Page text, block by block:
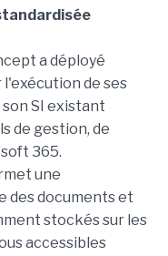
a déployé
de ses
SI existant
de gestion, de
365.
une
des documents et
stockés sur les
accessibles